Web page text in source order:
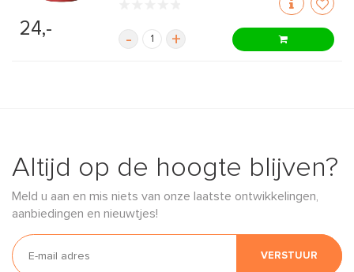
24,-
- +
Altijd op de hoogte blijven?
Meld u aan en mis niets van onze laatste ontwikkelingen,
aanbiedingen en nieuwtjes!
VERSTUUR